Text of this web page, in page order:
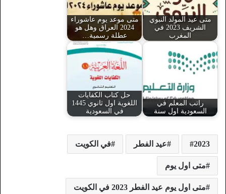
متى عيد المولد النبوي
الشريف 2023 في
المغرب
متى موعد يوم عاشوراء
2024 العراق وهل هو
عطلة رسمية…
راتب المعلم في
السعودية اول سنة
حل كتاب الكفايات
اللغوية اول ثانوي 1445
في السعودية
2023 عيد الفطر في الكويت
متى اول يوم
متى اول يوم عيد الفطر 2023 في الكويت